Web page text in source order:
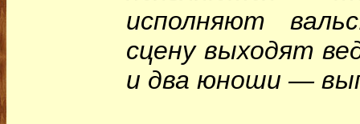
исполняют
сцену выходят
и два юноши —